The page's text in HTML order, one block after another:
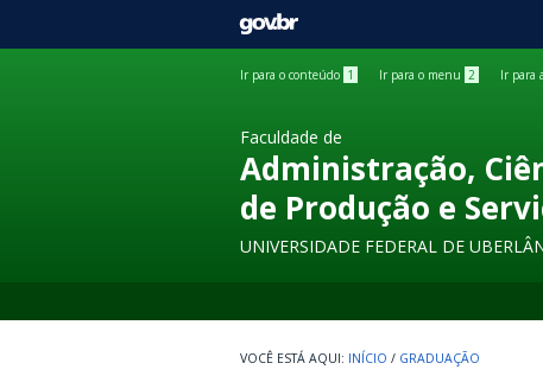
GOVBR
Ir para o conteúdo 1 Ir para o menu 2 Ir para
Faculdade de
Administração,
de Produção e
UNIVERSIDADE FEDERAL DE
INÍCIO / GRADUAÇÃO